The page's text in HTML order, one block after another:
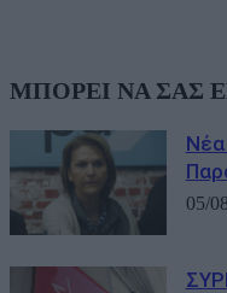
ΜΠΟΡΕΙ ΝΑ ΣΑΣ
05/